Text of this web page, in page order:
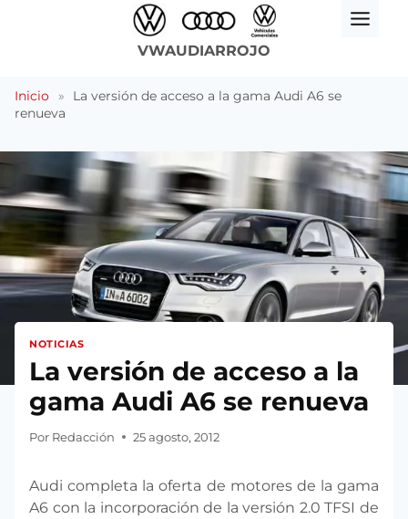
VWAUDIARROJO
Inicio »
La versión de acceso a la gama Audi A6 se
renueva
NOTICIAS
La versión de acceso a la
gama Audi A6 se renueva
Por Redacción 25 agosto, 2012
Audi completa la oferta de motores de la gama
A6 con la incorporación de la versión 2.0 TFSI de